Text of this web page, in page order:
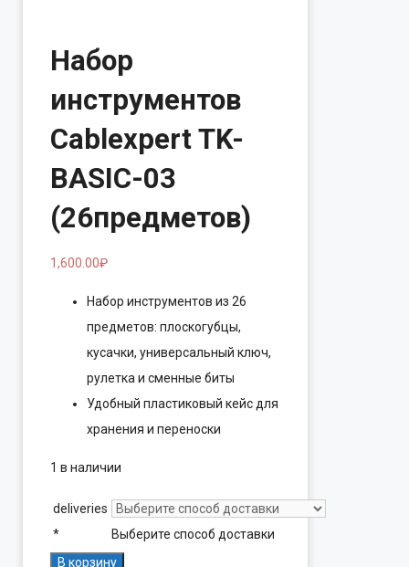
Набор
инструментов
Cablexpert TK-
BASIC-03
(26предметов)
1,600.00₽
Набор инструментов из 26
предметов: плоскогубцы,
кусачки, универсальный ключ,
рулетка и сменные биты
Удобный пластиковый кейс для
хранения и переноски
1 в наличии
deliveries
*
Выберите способ доставки
Количество
В корзину